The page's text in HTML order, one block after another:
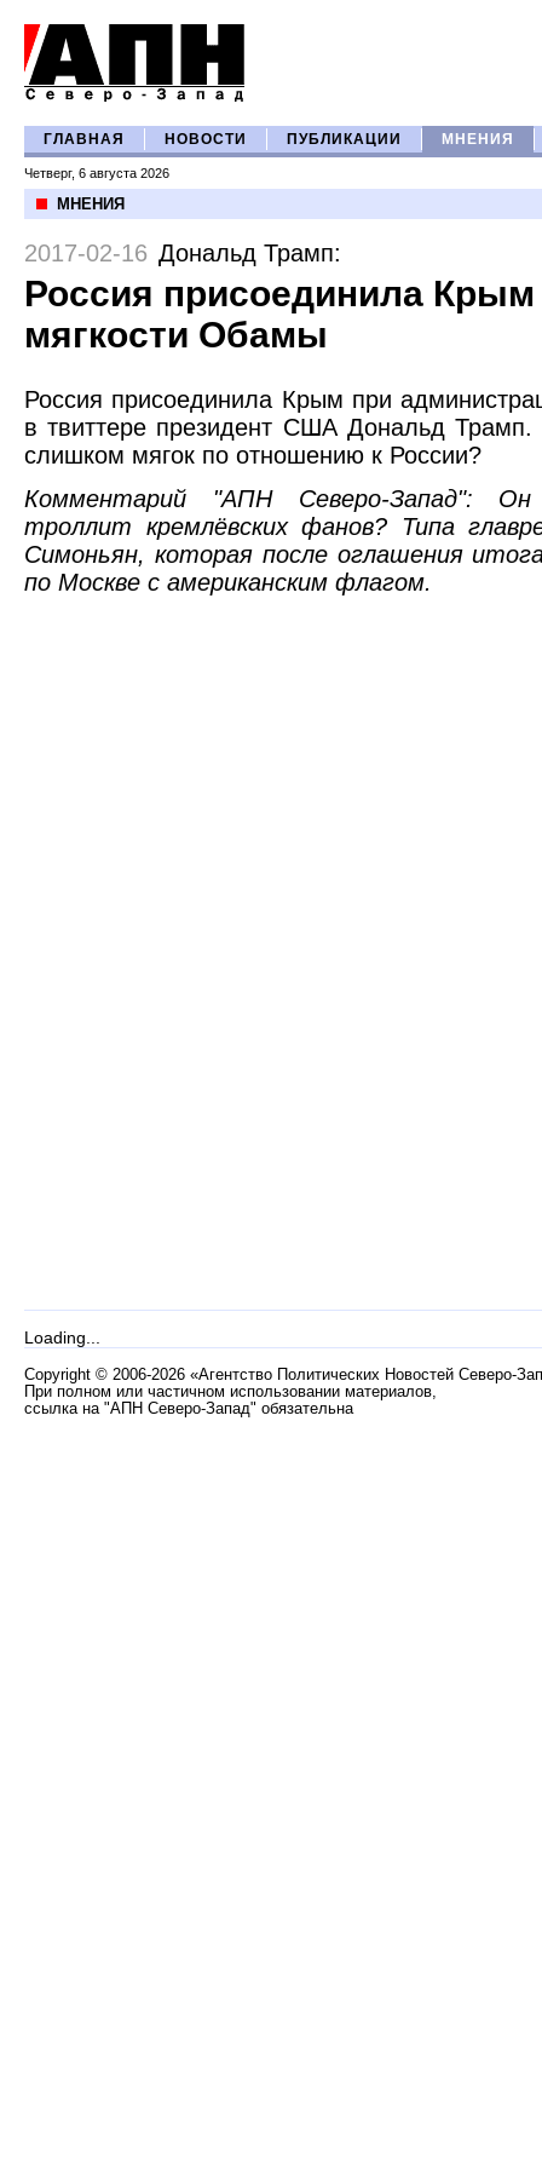
ГЛАВНАЯ НОВОСТИ ПУБЛИКАЦИИ МНЕНИЯ
Четверг, 6 августа 2026
МНЕНИЯ
2017-02-16 Дональд Трамп:
Россия присоединила Крым
мягкости Обамы
Россия присоединила Крым при
в твиттере президент США Дональд
слишком мягок по отношению к России?
Комментарий "АПН Северо-Запад": Он
троллит кремлёвских фанов? Типа
Симоньян, которая после оглашения
по Москве с американским флагом.
Loading...
Copyright © 2006-2026 «Агентство Политических Новостей Северо-
При полном или частичном использовании материалов,
ссылка на "АПН Северо-Запад" обязательна